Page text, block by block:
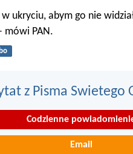
ukryciu, abym go nie
mówi PAN.
z Pisma Swietego
Codzienne
Email